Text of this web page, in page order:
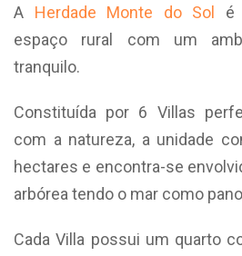
A Herdade Monte do Sol
é
espaço rural com um
tranquilo.
Constituída por 6 Villas
com a natureza, a unidade
hectares e encontra-se
arbórea tendo o mar como
Cada Villa possui um quarto